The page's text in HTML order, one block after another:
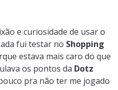
e curiosidade de usar o
fui testar no Shopping
estava mais caro do que
os pontos da Dotz
pra não ter me jogado